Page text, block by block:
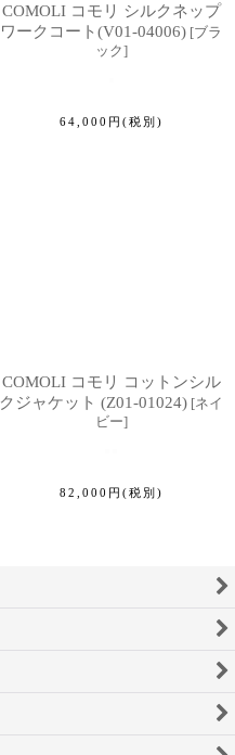
COMOLI コモリ シルクネップ
ワークコート(V01-04006) [ブラ
ック]
64,000 円 (税別)
COMOLI コモリ コットンシル
クジャケット (Z01-01024) [ネイ
ビー]
82,000 円 (税別)